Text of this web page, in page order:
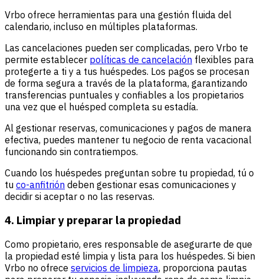
Vrbo ofrece herramientas para una gestión fluida del
calendario, incluso en múltiples plataformas.
Las cancelaciones pueden ser complicadas, pero Vrbo te
permite establecer políticas de cancelación flexibles para
protegerte a ti y a tus huéspedes. Los pagos se procesan
de forma segura a través de la plataforma, garantizando
transferencias puntuales y confiables a los propietarios
una vez que el huésped completa su estadía.
Al gestionar reservas, comunicaciones y pagos de manera
efectiva, puedes mantener tu negocio de renta vacacional
funcionando sin contratiempos.
Cuando los huéspedes preguntan sobre tu propiedad, tú o
tu co-anfitrión deben gestionar esas comunicaciones y
decidir si aceptar o no las reservas.
4. Limpiar y preparar la propiedad
Como propietario, eres responsable de asegurarte de que
la propiedad esté limpia y lista para los huéspedes. Si bien
Vrbo no ofrece servicios de limpieza, proporciona pautas